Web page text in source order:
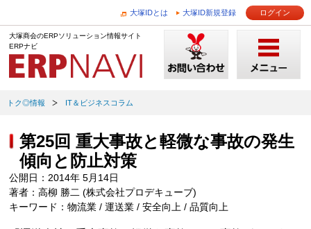
大塚IDとは 大塚ID新規登録 ログイン
大塚商会のERPソリューション情報サイト
ERPナビ
トク◎情報 IT＆ビジネスコラム
第25回 重大事故と軽微な事故の発生
傾向と防止対策
公開日：2014年 5月14日
著者：高柳 勝二 (株式会社プロデキューブ)
キーワード：物流業 / 運送業 / 安全向上 / 品質向上